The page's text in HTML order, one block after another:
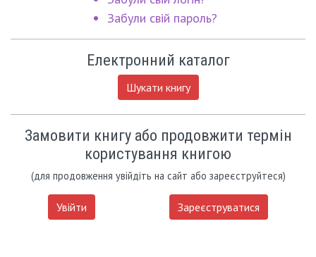
Забули свій пароль?
Електронний каталог
Шукати книгу
Замовити книгу або продовжити термін
користування книгою
(для продовження увійдіть на сайт або зареєструйтеся)
Увійти Зареєструватися